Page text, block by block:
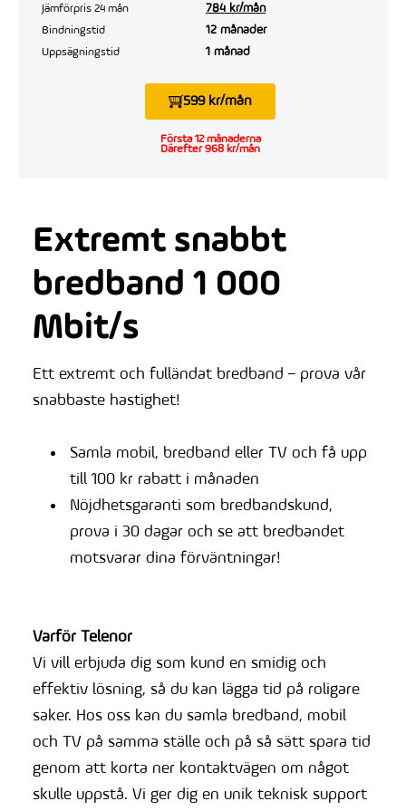
Jämförpris 24 mån 784 kr/mån
Bindningstid 12 månader
Uppsägningstid 1 månad
599 kr/mån
Första 12 månaderna
Därefter 968 kr/mån
Extremt snabbt
bredband 1 000
Mbit/s
Ett extremt och fulländat bredband – prova vår
snabbaste hastighet!
Samla mobil, bredband eller TV och få upp
till 100 kr rabatt i månaden
Nöjdhetsgaranti som bredbandskund,
prova i 30 dagar och se att bredbandet
motsvarar dina förväntningar!
Varför Telenor
Vi vill erbjuda dig som kund en smidig och
effektiv lösning, så du kan lägga tid på roligare
saker. Hos oss kan du samla bredband, mobil
och TV på samma ställe och på så sätt spara tid
genom att korta ner kontaktvägen om något
skulle uppstå. Vi ger dig en unik teknisk support